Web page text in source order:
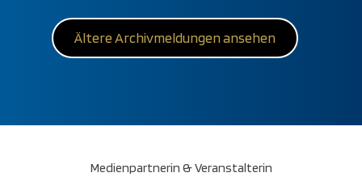
Ältere Archivmeldungen ansehen
Medienpartnerin & Veranstalterin